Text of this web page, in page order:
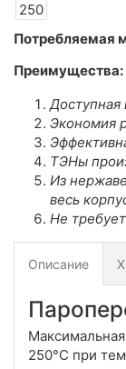
250
Потребляемая
Преимущества:
Доступная
Экономия
ТЭНы
Из
весь
Не
Описание
250°С при